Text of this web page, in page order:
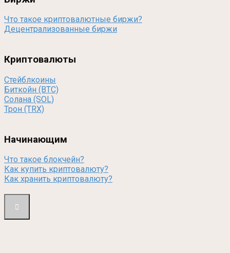
Что такое криптовалютные биржи?
Децентрализованные биржи
Криптовалюты
Стейблкоины
Биткойн (BTC)
Солана (SOL)
Трон (TRX)
Начинающим
Что такое блокчейн?
Как купить криптовалюту?
Как хранить криптовалюту?